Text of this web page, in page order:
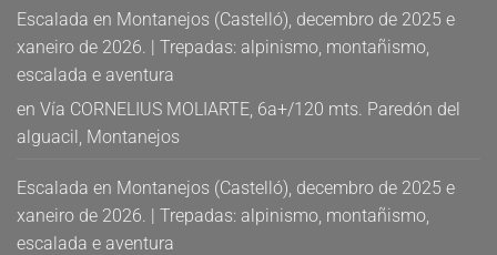
Escalada en Montanejos (Castelló), decembro de 2025 e
xaneiro de 2026. | Trepadas: alpinismo, montañismo,
escalada e aventura
en Vía CORNELIUS MOLIARTE, 6a+/120 mts. Paredón del
alguacil, Montanejos
Escalada en Montanejos (Castelló), decembro de 2025 e
xaneiro de 2026. | Trepadas: alpinismo, montañismo,
escalada e aventura